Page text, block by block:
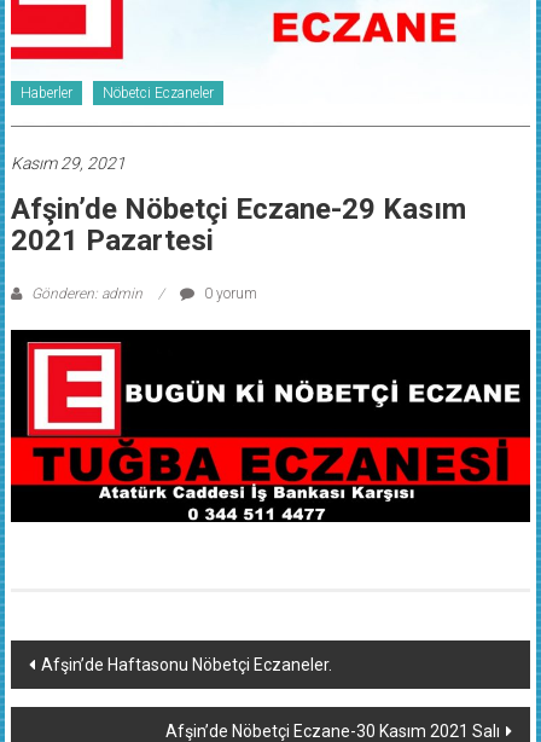
Haberler Nöbetci Eczaneler
Kasım 29, 2021
Afşin’de Nöbetçi Eczane-29 Kasım
2021 Pazartesi
Gönderen: admin 0 yorum
Yazı
dolaşımı
Afşin’de Haftasonu Nöbetçi Eczaneler.
Afşin’de Nöbetçi Eczane-30 Kasım 2021 Salı